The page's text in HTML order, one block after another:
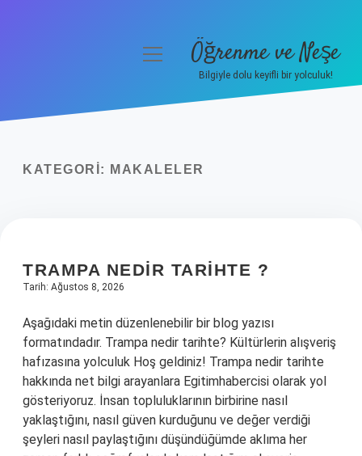
Yasal Uyarı
menüyüÖğrenme ve Neşe
Bilgiyle dolu keyifli bir yolculuk!
KATEGORI: MAKALELER
TRAMPA NEDIR TARIHTE ?
Tarih: Ağustos 8, 2026
Aşağıdaki metin düzenlenebilir bir blog yazısı
formatındadır. Trampa nedir tarihte? Kültürlerin alışveriş
hafızasına yolculuk Hoş geldiniz! Trampa nedir tarihte
hakkında net bilgi arayanlara Egitimhabercisi olarak yol
gösteriyoruz. İnsan topluluklarının birbirine nasıl
yaklaştığını, nasıl güven kurduğunu ve değer verdiği
şeyleri nasıl paylaştığını düşündüğümde aklıma her